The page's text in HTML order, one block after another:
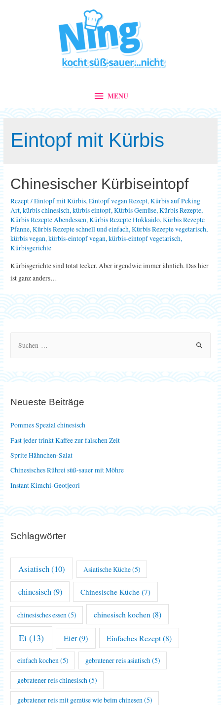
MENU
MENU
Eintopf mit Kürbis
Chinesischer Kürbiseintopf
Rezept/Eintopf mit Kürbis,Eintopf vegan Rezept,Kürbis auf Peking
Art,kürbis chinesisch,kürbis eintopf,Kürbis Gemüse,Kürbis Rezepte,
Kürbis Rezepte Abendessen,Kürbis Rezepte Hokkaido,Kürbis Rezepte
Pfanne,Kürbis Rezepte schnell und einfach,Kürbis Rezepte vegetarisch,
kürbis vegan,kürbis-eintopf vegan,kürbis-eintopf vegetarisch,
Kürbisgerichte
Kürbisgerichte sind total lecker. Aber irgendwie immer ähnlich. Das hier
ist ganz anders…
n
c
h
:
Neueste Beiträge
Pommes Spezial chinesisch
Fast jeder trinkt Kaffee zur falschen Zeit
Sprite Hähnchen-Salat
Chinesisches Rührei süß-sauer mit Möhre
Instant Kimchi-Geotjeori
Schlagwörter
Asiatisch(10) Asiatische Küche(5)
chinesisch(9) Chinesische Küche (7)
chinesisches essen(5) chinesisch kochen (8)
Ei (13) Eier(9) Einfaches Rezept(8)
einfach kochen(5) gebratener reis asiatisch(5)
gebratener reis chinesisch (5)
gebratener reis mit gemüse wie beim chinesen (5)